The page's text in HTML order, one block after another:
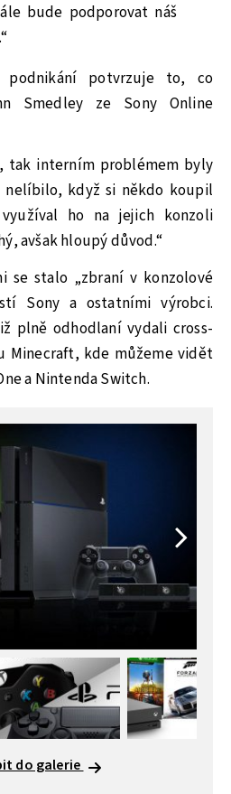
bude podporovat náš
podnikání potvrzuje to, co
Smedley ze Sony Online
tak interním problémem byly
nelíbilo, když si někdo koupil
ho na jejich konzoli
avšak hloupý důvod.“
se stalo „zbraní v konzolové
Sony a ostatními výrobci.
plně odhodlaní vydali cross-
Minecraft, kde můžeme vidět
a Nintenda Switch.
do galerie